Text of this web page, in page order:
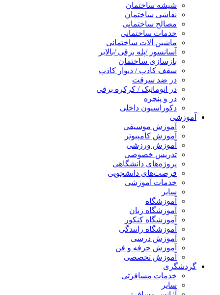
شیشه ساختمان
نقاشی ساختمان
مصالح ساختمانی
خدمات ساختمانی
ماشین آلات ساختمانی
آسانسور /پله برقی /بالابر
بازسازی ساختمان
سقف کاذب / دیوار کاذب
در ضد سرقت
در اتوماتیک / کرکره برقی
در و پنجره
دکوراسیون داخلی
آموزشی
آموزش موسیقی
آموزش کامپیوتر
آموزش ورزشی
تدریس خصوصی
پروژه‌های دانشگاهی
فرصت‌های دانشجویی
خدمات آموزشی
سایر
آموزشگاه
آموزشگاه زبان
آموزشگاه کنکور
آموزشگاه رانندگی
آموزش درسی
آموزش حرفه و فن
آموزش تخصصی
گردشگری
خدمات مسافرتی
سایر